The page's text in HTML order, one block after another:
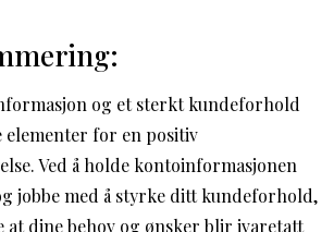
og et sterkt kundeforhold
elementer for en positiv
Ved å holde kontoinformasjonen
jobbe med å styrke ditt kundeforhold,
at dine behov og ønsker blir ivaretatt